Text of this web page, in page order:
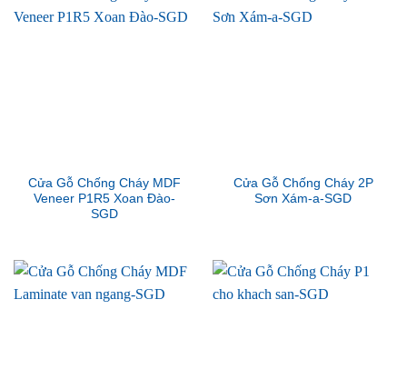
Cửa Gỗ Chống Cháy MDF
Veneer P1R5 Xoan Đào-
SGD
Cửa Gỗ Chống Cháy 2P
Sơn Xám-a-SGD